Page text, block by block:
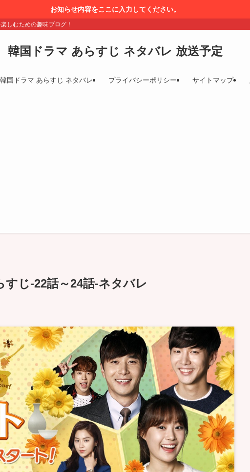
お知らせ内容をここに入力してください。
しむための趣味ブログ！
韓国ドラマ あらすじ ネタバレ 放送予定
韓国ドラマ あらすじ ネタバレ プライバシーポリシー サイトマップ
じ-22話～24話-ネタバレ